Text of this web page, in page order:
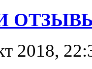
2018,